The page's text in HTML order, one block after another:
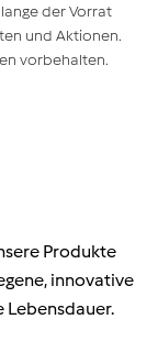
der Vorrat
und Aktionen.
vorbehalten.
Produkte
innovative
Lebensdauer.